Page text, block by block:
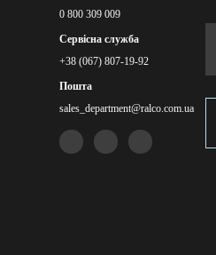
0 800 309 009
Сервісна служба
+38 (067) 807-19-92
Пошта
sales_department@ralco.com.ua